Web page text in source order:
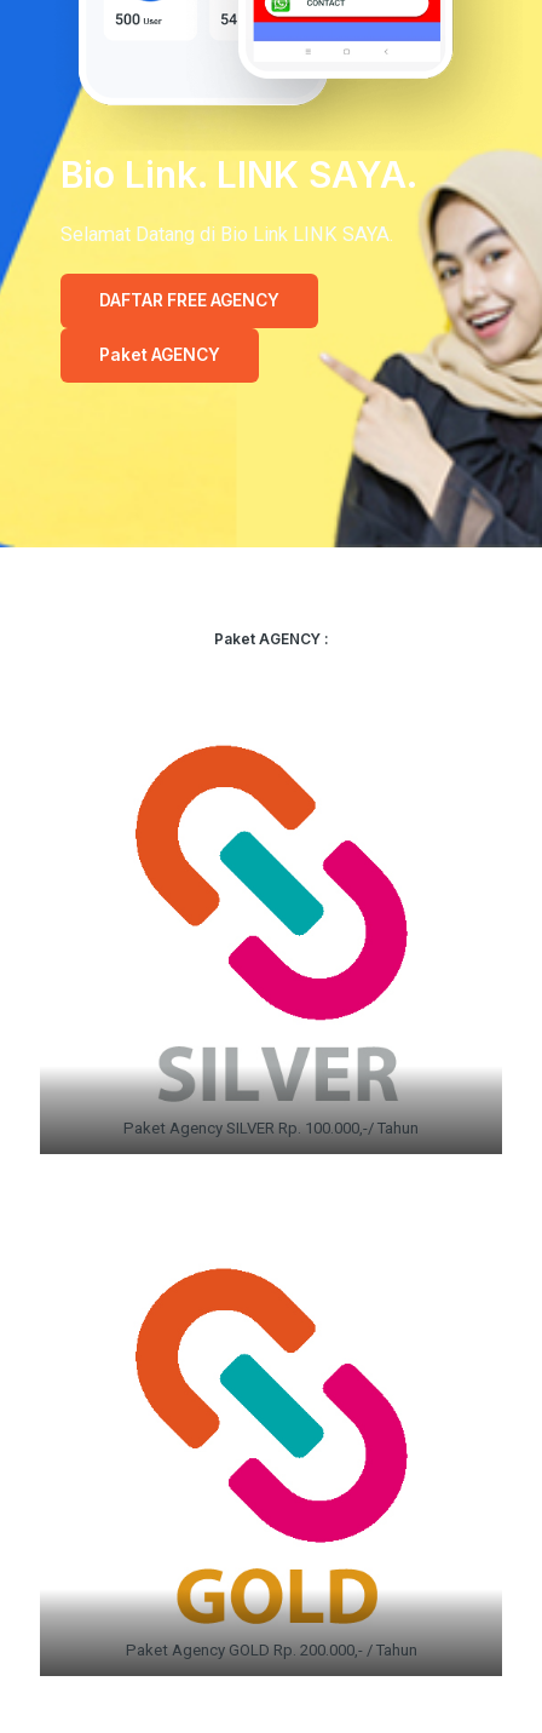
Bio Link. LINK SAYA.
Selamat Datang di Bio Link LINK SAYA.
DAFTAR FREE AGENCY
Paket AGENCY
Paket AGENCY :
Paket Agency SILVER Rp. 100.000,-/ Tahun
Paket Agency GOLD Rp. 200.000,- / Tahun